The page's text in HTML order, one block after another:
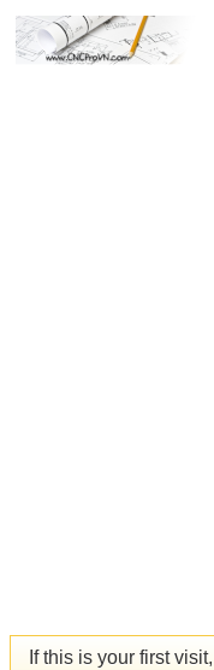
If this is your first